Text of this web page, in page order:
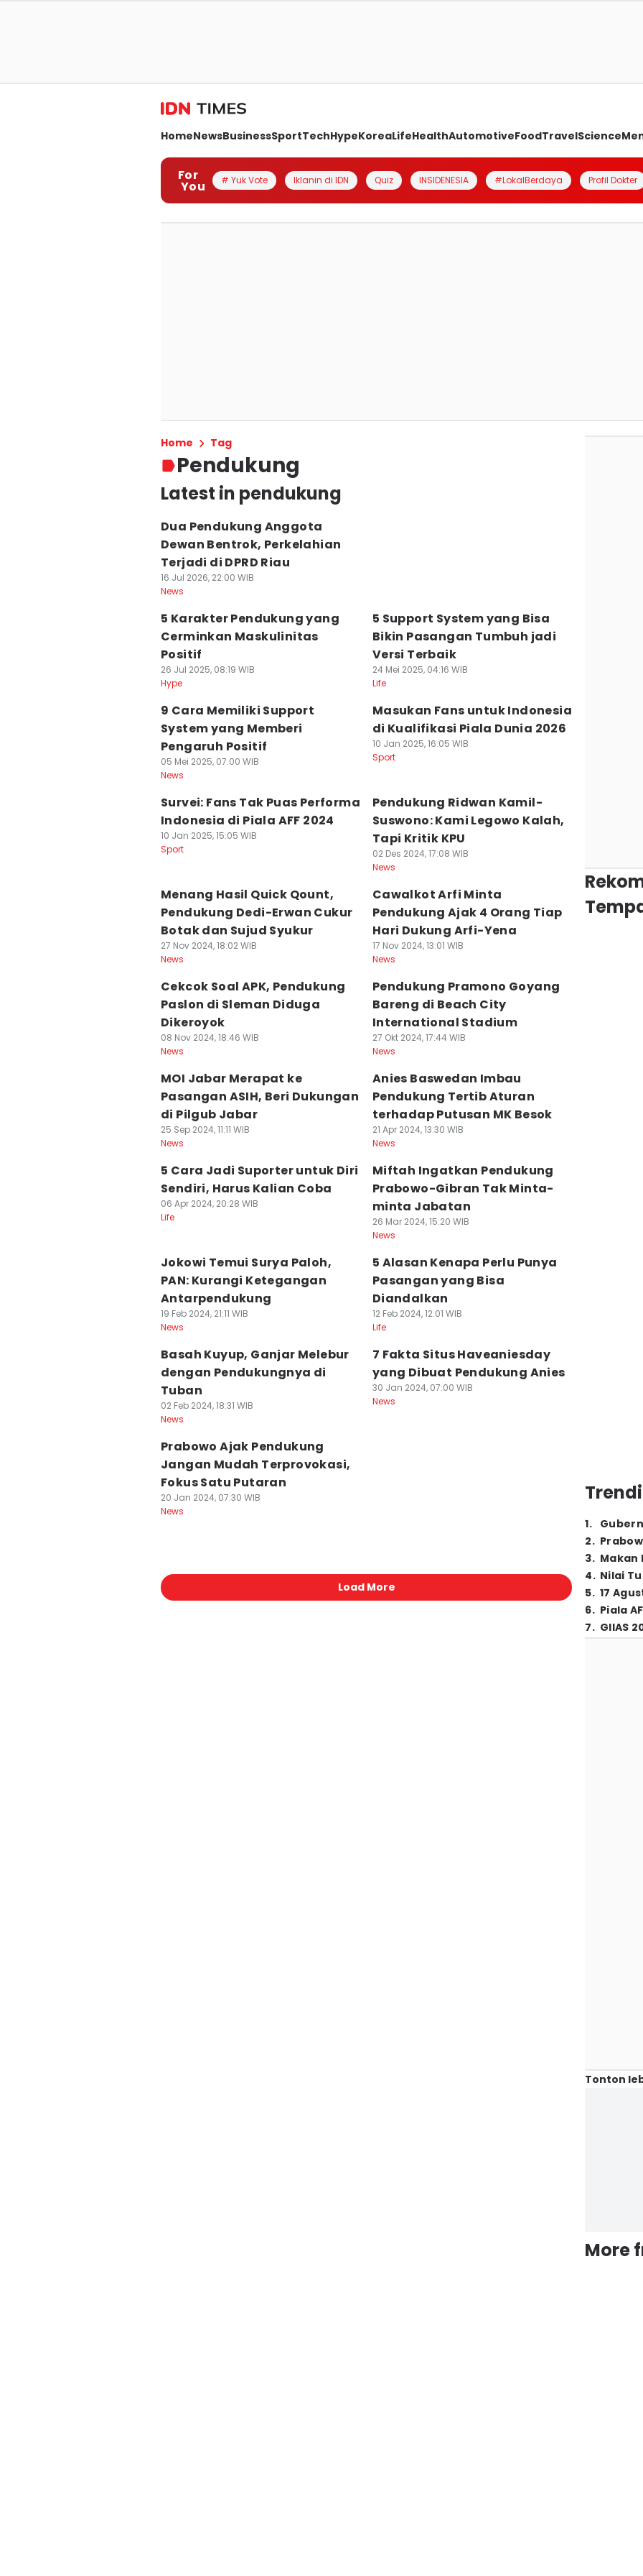
HomeNewsBusinessSportTechHypeKoreaLifeHealthAutomotiveFoodTravelScience
For
You # Yuk Vote Iklanin di IDN Quiz INSIDENESIA #LokalBerdaya Profil Dokter
Home Tag
Pendukung
Latest in pendukung
Dua Pendukung Anggota
Dewan Bentrok, Perkelahian
Terjadi di DPRD Riau
16 Jul 2026, 22:00 WIB
News
5 Karakter Pendukung yang
Cerminkan Maskulinitas
Positif
26 Jul 2025, 08:19 WIB
Hype
5 Support System yang Bisa
Bikin Pasangan Tumbuh jadi
Versi Terbaik
24 Mei 2025, 04:16 WIB
Life
9 Cara Memiliki Support
System yang Memberi
Pengaruh Positif
05 Mei 2025, 07:00 WIB
News
Masukan Fans untuk Indonesia
di Kualifikasi Piala Dunia 2026
10 Jan 2025, 16:05 WIB
Sport
Survei: Fans Tak Puas Performa
Indonesia di Piala AFF 2024
10 Jan 2025, 15:05 WIB
Sport
Pendukung Ridwan Kamil-
Suswono: Kami Legowo Kalah,
Tapi Kritik KPU
02 Des 2024, 17:08 WIB
News
Menang Hasil Quick Qount,
Pendukung Dedi-Erwan Cukur
Botak dan Sujud Syukur
27 Nov 2024, 18:02 WIB
News
Cawalkot Arfi Minta
Pendukung Ajak 4 Orang Tiap
Hari Dukung Arfi-Yena
17 Nov 2024, 13:01 WIB
News
Cekcok Soal APK, Pendukung
Paslon di Sleman Diduga
Dikeroyok
08 Nov 2024, 18:46 WIB
News
Pendukung Pramono Goyang
Bareng di Beach City
International Stadium
27 Okt 2024, 17:44 WIB
News
MOI Jabar Merapat ke
Pasangan ASIH, Beri Dukungan
di Pilgub Jabar
25 Sep 2024, 11:11 WIB
News
Anies Baswedan Imbau
Pendukung Tertib Aturan
terhadap Putusan MK Besok
21 Apr 2024, 13:30 WIB
News
5 Cara Jadi Suporter untuk Diri
Sendiri, Harus Kalian Coba
06 Apr 2024, 20:28 WIB
Life
Miftah Ingatkan Pendukung
Prabowo-Gibran Tak Minta-
minta Jabatan
26 Mar 2024, 15:20 WIB
News
Jokowi Temui Surya Paloh,
PAN: Kurangi Ketegangan
Antarpendukung
19 Feb 2024, 21:11 WIB
News
5 Alasan Kenapa Perlu Punya
Pasangan yang Bisa
Diandalkan
12 Feb 2024, 12:01 WIB
Life
Basah Kuyup, Ganjar Melebur
dengan Pendukungnya di
Tuban
02 Feb 2024, 18:31 WIB
News
7 Fakta Situs Haveaniesday
yang Dibuat Pendukung Anies
30 Jan 2024, 07:00 WIB
News
Prabowo Ajak Pendukung
Jangan Mudah Terprovokasi,
Fokus Satu Putaran
20 Jan 2024, 07:30 WIB
News
Load More
1.
2.
3. Makan
4. Nilai
5. 17
6. Piala
7. GIIAS
Tonton
More